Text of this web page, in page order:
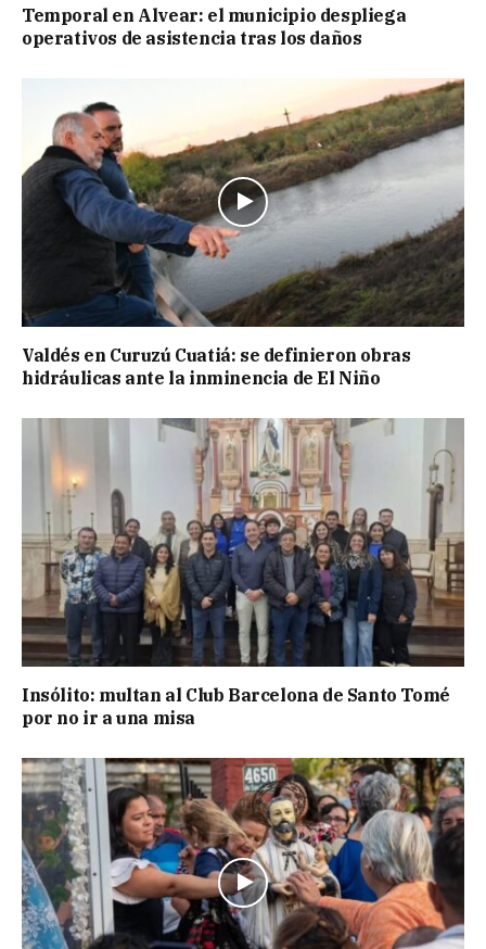
Temporal en Alvear: el municipio despliega
operativos de asistencia tras los daños
Valdés en Curuzú Cuatiá: se definieron obras
hidráulicas ante la inminencia de El Niño
Insólito: multan al Club Barcelona de Santo Tomé
por no ir a una misa